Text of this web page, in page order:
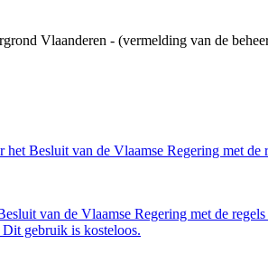
Vlaanderen - (vermelding van de
Besluit van de Vlaamse Regering met de
van de Vlaamse Regering met de
gebruik is kosteloos.